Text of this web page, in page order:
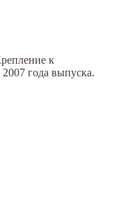
к
года выпуска.